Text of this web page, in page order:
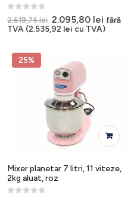
0 out of 5
2.619,75lei Prețul
inițial
2.095,80 leiPrețul
curent
fără
TVA (2.535,92 lei cu TVA)
25%
Mixer planetar 7 litri, 11 viteze,
2kg aluat, roz